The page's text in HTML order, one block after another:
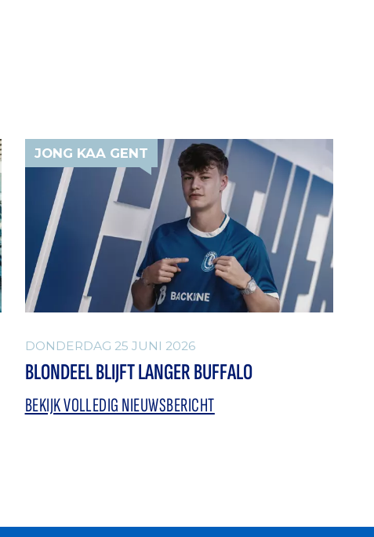
JONG KAA GENT
DONDERDAG 25 JUNI 2026
BLONDEEL BLIJFT LANGER BUFFALO
BEKIJK VOLLEDIG NIEUWSBERICHT